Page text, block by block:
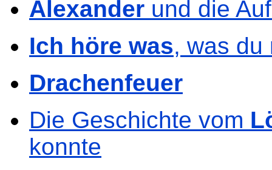
Alexander und die
Ich höre was, was du
Drachenfeuer
Die Geschichte vom
konnte